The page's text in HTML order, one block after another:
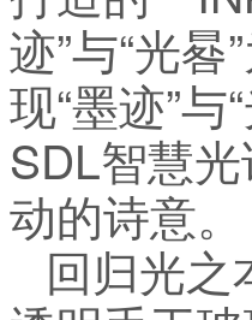
迹”与“光
现“墨迹”
SDL智慧
动的诗意。
回归光之